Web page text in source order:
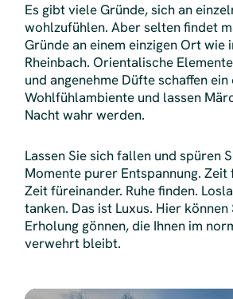
Es gibt viele Gründe, sich an
wohlzufühlen. Aber selten findet
Gründe an einem einzigen Ort wie
Rheinbach. Orientalische
und angenehme Düfte schaffen
Wohlfühlambiente und lassen
Nacht wahr werden.
Lassen Sie sich fallen und spüren
Momente purer Entspannung.
Zeit füreinander. Ruhe finden.
tanken. Das ist Luxus. Hier können
Erholung gönnen, die Ihnen im
verwehrt bleibt.